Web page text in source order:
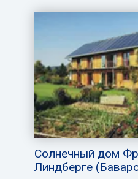
Солнечный дом
Линдберге